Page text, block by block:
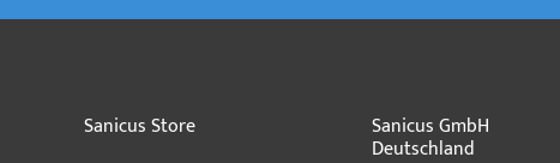
Sanicus Store Sanicus GmbH
Deutschland